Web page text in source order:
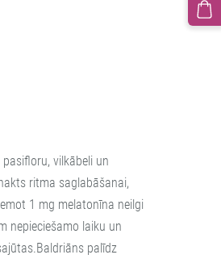
vilkābeli un
ritma saglabāšanai,
1 mg melatonīna neilgi
nepieciešamo laiku un
palīdz